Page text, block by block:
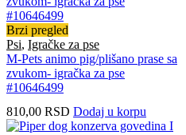
Brzi pregled
Psi, Igračke za pse
M-Pets animo pig/plišano prase sa
zvukom- igračka za pse
#10646499
810,00 RSD Dodaj u korpu